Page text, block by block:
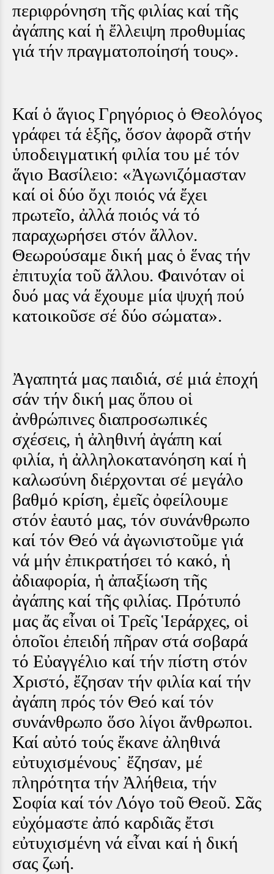
περιφρόνηση τῆς φιλίας καί τῆς
ἀγάπης καί ἡ ἔλλειψη προθυμίας
γιά τήν πραγματοποίησή τους».
Καί ὁ ἅγιος Γρηγόριος ὁ Θεολόγος
γράφει τά ἑξῆς, ὅσον ἀφορᾶ στήν
ὑποδειγματική φιλία του μέ τόν
ἅγιο Βασίλειο: «Ἀγωνιζόμασταν
καί οἱ δύο ὄχι ποιός νά ἔχει
πρωτεῖο, ἀλλά ποιός νά τό
παραχωρήσει στόν ἄλλον.
Θεωρούσαμε δική μας ὁ ἕνας τήν
ἐπιτυχία τοῦ ἄλλου. Φαινόταν οἱ
δυό μας νά ἔχουμε μία ψυχή πού
κατοικοῦσε σέ δύο σώματα».
Ἀγαπητά μας παιδιά, σέ μιά ἐποχή
σάν τήν δική μας ὅπου οἱ
ἀνθρώπινες διαπροσωπικές
σχέσεις, ἡ ἀληθινή ἀγάπη καί
φιλία, ἡ ἀλληλοκατανόηση καί ἡ
καλωσύνη διέρχονται σέ μεγάλο
βαθμό κρίση, ἐμεῖς ὀφείλουμε
στόν ἑαυτό μας, τόν συνάνθρωπο
καί τόν Θεό νά ἀγωνιστοῦμε γιά
νά μήν ἐπικρατήσει τό κακό, ἡ
ἀδιαφορία, ἡ ἀπαξίωση τῆς
ἀγάπης καί τῆς φιλίας. Πρότυπό
μας ἄς εἶναι οἱ Τρεῖς Ἱεράρχες, οἱ
ὁποῖοι ἐπειδή πῆραν στά σοβαρά
τό Εὐαγγέλιο καί τήν πίστη στόν
Χριστό, ἔζησαν τήν φιλία καί τήν
ἀγάπη πρός τόν Θεό καί τόν
συνάνθρωπο ὅσο λίγοι ἄνθρωποι.
Καί αὐτό τούς ἔκανε ἀληθινά
εὐτυχισμένους˙ ἔζησαν, μέ
πληρότητα τήν Ἀλήθεια, τήν
Σοφία καί τόν Λόγο τοῦ Θεοῦ. Σᾶς
εὐχόμαστε ἀπό καρδιᾶς ἔτσι
εὐτυχισμένη νά εἶναι καί ἡ δική
σας ζωή.